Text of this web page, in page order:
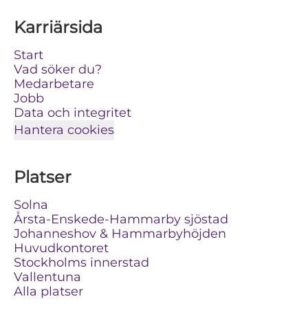
Karriärsida
Start
Vad söker du?
Medarbetare
Jobb
Data och integritet
Hantera cookies
Platser
Solna
Årsta-Enskede-Hammarby sjöstad
Johanneshov & Hammarbyhöjden
Huvudkontoret
Stockholms innerstad
Vallentuna
Alla platser